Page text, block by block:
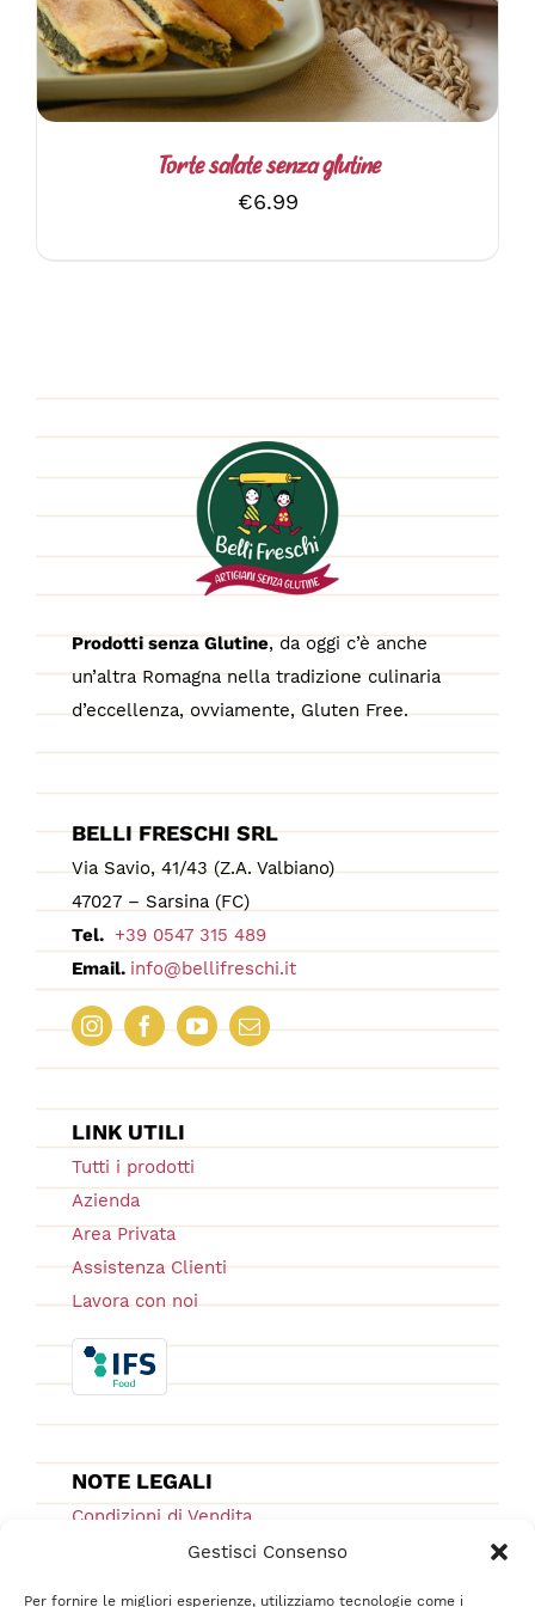
Gestisci Consenso
Per fornire le migliori esperienze, utilizziamo tecnologie come i
PIÙ
VARIANTI.
LE
OPZIONI
POSSONO
SCELTE
PAGINA
Torte salate senza glutine
€6.99
Prodotti senza Glutine, da oggi c’è anche
un’altra Romagna nella tradizione culinaria
d’eccellenza, ovviamente, Gluten Free.
BELLI FRESCHI SRL
Via Savio, 41/43 (Z.A. Valbiano)
47027 – Sarsina (FC)
Tel. +39 0547 315 489
Email. info@bellifreschi.it
LINK UTILI
Tutti i prodotti
Azienda
Area Privata
Assistenza Clienti
Lavora con noi
NOTE LEGALI
Condizioni di Vendita
Ordini e Spedizioni